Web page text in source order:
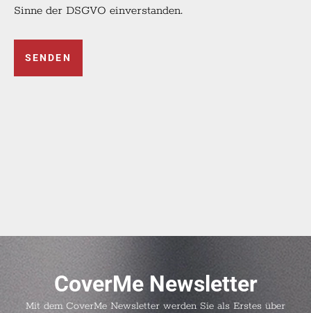
Sinne der DSGVO einverstanden.
SENDEN
CoverMe Newsletter
Mit dem CoverMe Newsletter werden Sie als Erstes über